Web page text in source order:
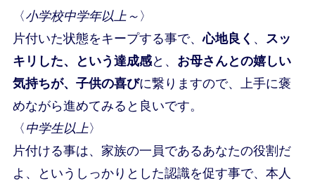
〈 小学校中学年以上～ 〉
片付いた状態をキープする事で、心地良く 、 スッ
キリした、という達成感と、 お母さんとの嬉しい
気持ちが、子供の喜びに繋りますので、上手に褒
めながら進めてみると良いです。
〈 中学生以上〉
片付ける事は、家族の一員であるあなたの役割だ
よ、というしっかりとした認識を促す事で、本人